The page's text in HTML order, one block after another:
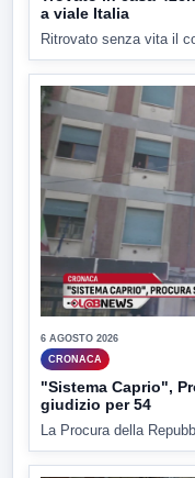
a viale Italia
Ritrovato senza vita il
6 AGOSTO 2026
CRONACA
"Sistema Caprio",
giudizio per 54
La Procura della